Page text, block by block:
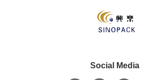
Social Media